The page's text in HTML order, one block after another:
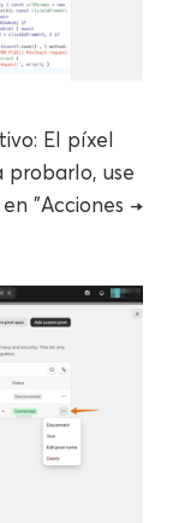
El píxel
probarlo, use
"Acciones →